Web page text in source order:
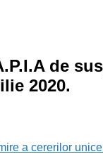
de
2020.
a cererilor